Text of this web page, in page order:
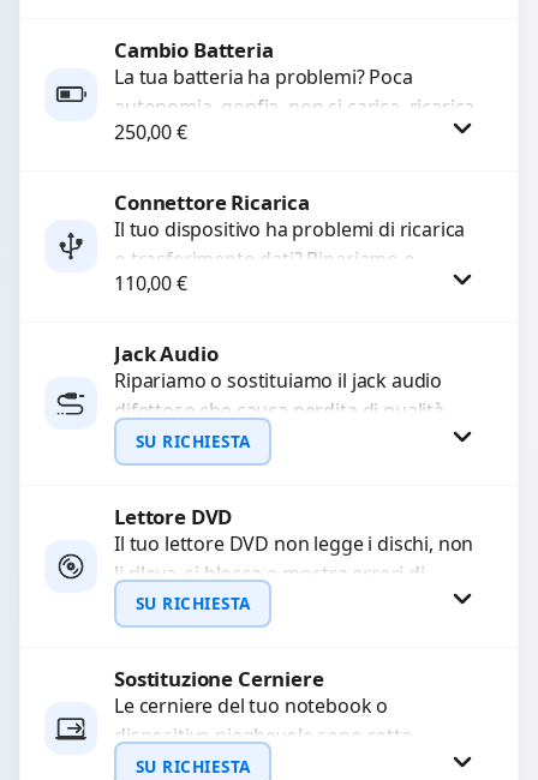
Procedi
Cambio Batteria
La tua batteria ha problemi? Poca
autonomia, gonfia, non si carica, ricarica
lenta o cicli di ricarica esauriti?
250,00€
Procedi
Connettore Ricarica
Il tuo dispositivo ha problemi di ricarica
o trasferimento dati? Ripariamo o
sostituiamo connettori di ricarica guasti,
110,00€
Jack Audio
Ripariamo o sostituiamo il jack audio
difettoso che causa perdita di qualità
sonora o impossibilità di collegare cuffie
e accessori....
SU RICHIESTA
Richiedi Preventivo
WhatsApp
Lettore DVD
Il tuo lettore DVD non legge i dischi, non
li rileva, si blocca o mostra errori di
caricamento? Ripariamo o...
SU RICHIESTA
Richiedi Preventivo
WhatsApp
Sostituzione Cerniere
Le cerniere del tuo notebook o
dispositivo pieghevole sono rotte,
allentate o bloccate? Ripariamo o
SU RICHIESTA